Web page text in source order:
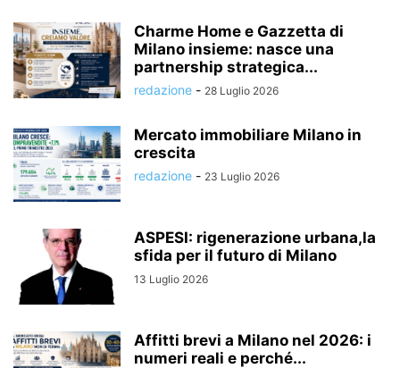
Charme Home e Gazzetta di
Milano insieme: nasce una
partnership strategica...
redazione - 28 Luglio 2026
Mercato immobiliare Milano in
crescita
redazione - 23 Luglio 2026
ASPESI: rigenerazione urbana,la
sfida per il futuro di Milano
13 Luglio 2026
Affitti brevi a Milano nel 2026: i
numeri reali e perché...